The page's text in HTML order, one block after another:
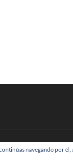
Theme Freesia|
navegando por él,